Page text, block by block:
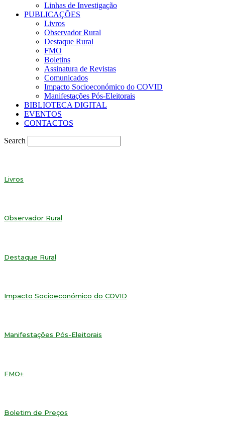
Linhas de Investigação
PUBLICAÇÕES
Livros
Observador Rural
Destaque Rural
FMO
Boletins
Assinatura de Revistas
Comunicados
Impacto Socioeconómico do COVID
Manifestações Pós-Eleitorais
BIBLIOTECA DIGITAL
EVENTOS
CONTACTOS
Search
Livros
Observador Rural
Destaque Rural
Impacto Socioeconómico do COVID
Manifestações Pós-Eleitorais
FMO+
Boletim de Preços